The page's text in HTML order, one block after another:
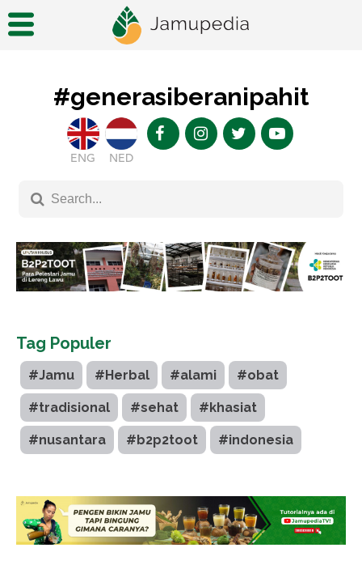
#generasiberanipahit
ENG NED
Tag Populer
#Jamu #Herbal #alami #obat
#tradisional #sehat #khasiat
#nusantara #b2p2toot #indonesia